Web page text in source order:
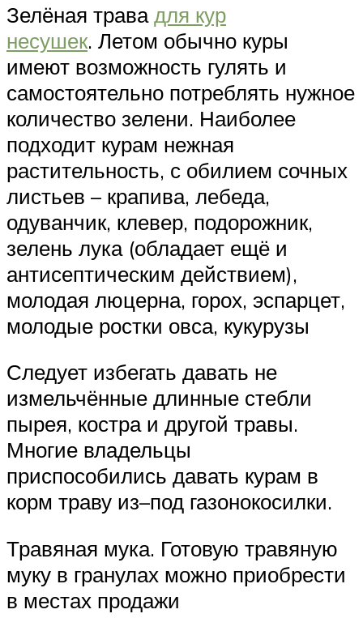
Зелёная травадля кур
несушек. Летом обычно куры
имеют возможность гулять и
самостоятельно потреблять нужное
количество зелени. Наиболее
подходит курам нежная
растительность, с обилием сочных
листьев – крапива, лебеда,
одуванчик, клевер, подорожник,
зелень лука (обладает ещё и
антисептическим действием),
молодая люцерна, горох, эспарцет,
молодые ростки овса, кукурузы
Следует избегать давать не
измельчённые длинные стебли
пырея, костра и другой травы.
Многие владельцы
приспособились давать курам в
корм траву из–под газонокосилки.
Травяная мука. Готовую травяную
муку в гранулах можно приобрести
в местах продажи